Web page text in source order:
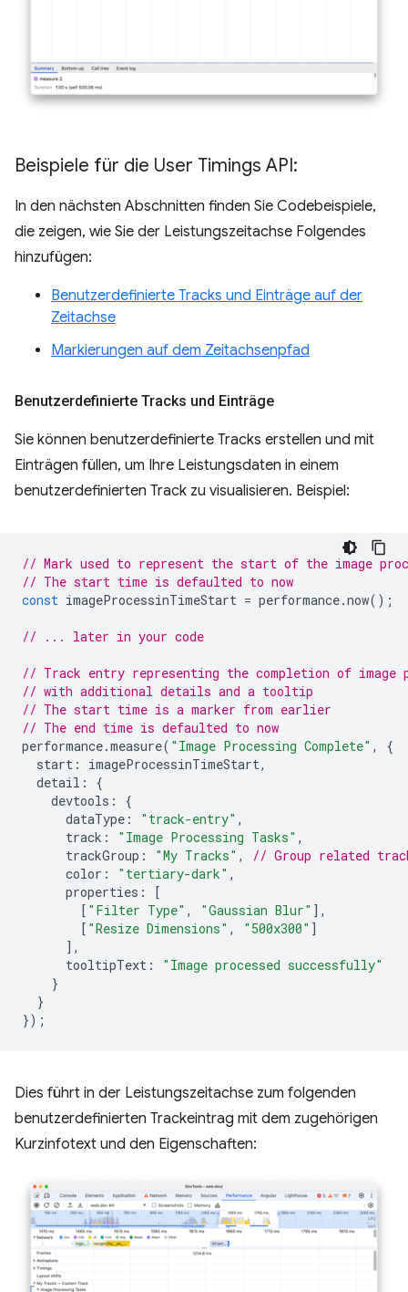
Beispiele für die User Timings API:
In den nächsten Abschnitten finden Sie Codebeispiele,
die zeigen, wie Sie der Leistungszeitachse Folgendes
hinzufügen:
Benutzerdefinierte Tracks und Einträge auf der
Zeitachse
Markierungen auf dem Zeitachsenpfad
Benutzerdefinierte Tracks und Einträge
Sie können benutzerdefinierte Tracks erstellen und mit
Einträgen füllen, um Ihre Leistungsdaten in einem
benutzerdefinierten Track zu visualisieren. Beispiel:
// Mark used to represent the start of the image
// The start time is defaulted to now
const imageProcessinTimeStart = performance.now();
// ... later in your code
// Track entry representing the completion of image
// with additional details and a tooltip
// The start time is a marker from earlier
// The end time is defaulted to now
performance.measure( "Image Processing Complete" ,
{
start : imageProcessinTimeStart,
detail :
{
devtools :
{
dataType : "track-entry" ,
track : "Image Processing Tasks" ,
trackGroup : "My Tracks" ,
// Group related
color : "tertiary-dark" ,
properties :
[
[ "Filter Type" , "Gaussian Blur" ],
[ "Resize Dimensions" , "500x300" ]
],
tooltipText :
"Image processed successfully"
}
}
});
Dies führt in der Leistungszeitachse zum folgenden
benutzerdefinierten Trackeintrag mit dem zugehörigen
Kurzinfotext und den Eigenschaften: